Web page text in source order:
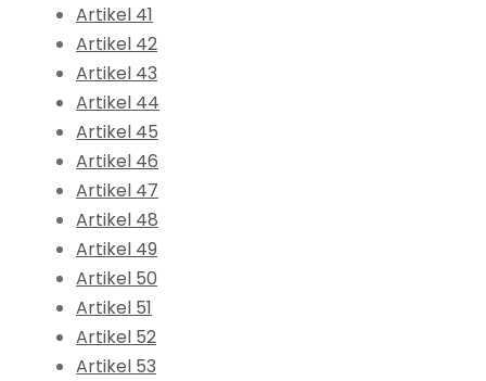
Artikel 41
Artikel 42
Artikel 43
Artikel 44
Artikel 45
Artikel 46
Artikel 47
Artikel 48
Artikel 49
Artikel 50
Artikel 51
Artikel 52
Artikel 53